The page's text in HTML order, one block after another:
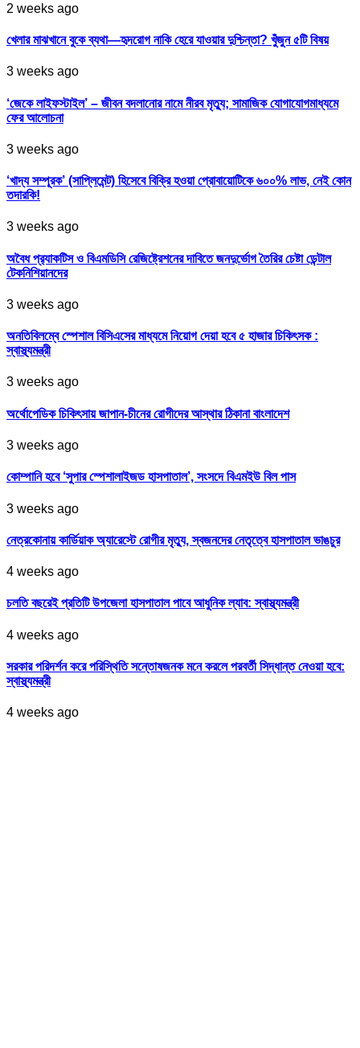
2 weeks ago
খেলার মাঝখানে বুকে ব্যথা—হৃদরোগ নাকি হেরে যাওয়ার দুশ্চিন্তা? খুঁজুন ৫টি বিষয়
3 weeks ago
‘জেকে লাইফস্টাইল’ – জীবন বদলানোর নামে নীরব মৃত্যু; সামাজিক যোগাযোগমাধ্যমে
ফের আলোচনা
3 weeks ago
‘খাদ্য সম্পূরক’ (সাপ্লিমেন্ট) হিসেবে বিক্রি হওয়া প্রোবায়োটিকে ৬০০% লাভ, নেই কোন
তদারকি!
3 weeks ago
অবৈধ প্র‍্যাকটিস ও বিএমডিসি রেজিষ্ট্রেশনের দাবিতে জনদুর্ভোগ তৈরির চেষ্টা ডেন্টাল
টেকনিশিয়ানদের
3 weeks ago
অনতিবিলম্বে স্পেশাল বিসিএসের মাধ্যমে নিয়োগ দেয়া হবে ৫ হাজার চিকিৎসক :
স্বাস্থ্যমন্ত্রী
3 weeks ago
অর্থোপেডিক চিকিৎসায় জাপান-চীনের রোগীদের আস্থার ঠিকানা বাংলাদেশ
3 weeks ago
কোম্পানি হবে ‘সুপার স্পেশালাইজড হাসপাতাল’, সংসদে বিএমইউ বিল পাস
3 weeks ago
নেত্রকোনায় কার্ডিয়াক অ্যারেস্টে রোগীর মৃত্যু, স্বজনদের নেতৃত্বে হাসপাতাল ভাঙচুর
4 weeks ago
চলতি বছরেই প্রতিটি উপজেলা হাসপাতাল পাবে আধুনিক ল্যাব: স্বাস্থ্যমন্ত্রী
4 weeks ago
সরকার পরিদর্শন করে পরিস্থিতি সন্তোষজনক মনে করলে পরবর্তী সিদ্ধান্ত নেওয়া হবে:
স্বাস্থ্যমন্ত্রী
4 weeks ago